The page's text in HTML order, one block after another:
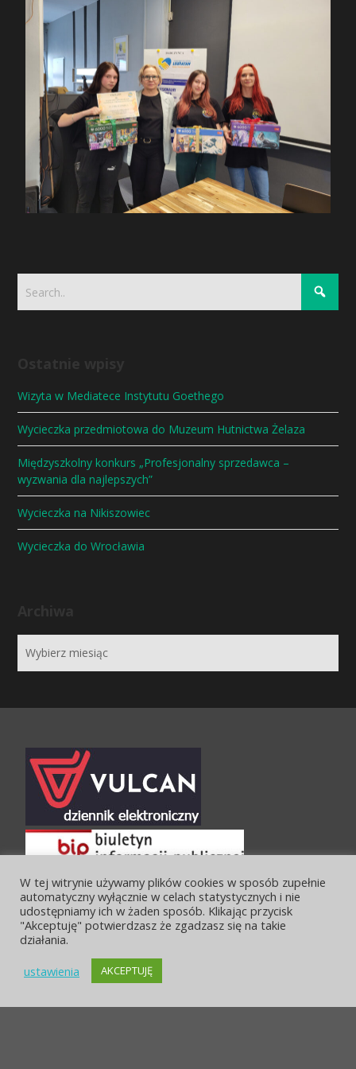
Wizyta w Mediatece Instytutu Goethego
Wycieczka przedmiotowa do Muzeum Hutnictwa Żelaza
Międzyszkolny konkurs „Profesjonalny sprzedawca –
wyzwania dla najlepszych”
Wycieczka na Nikiszowiec
Wycieczka do Wrocławia
W tej witrynie używamy plików cookies w sposób zupełnie
automatyczny wyłącznie w celach statystycznych i nie
udostępniamy ich w żaden sposób. Klikając przycisk
"Akceptuję" potwierdzasz że zgadzasz się na takie
działania.
ustawienia
AKCEPTUJĘ